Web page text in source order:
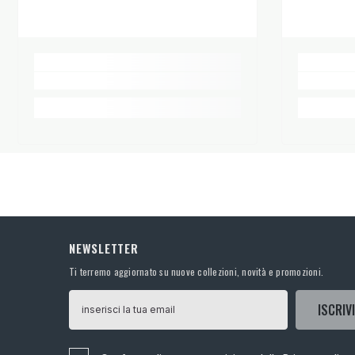
NEWSLETTER
Ti terremo aggiornato su nuove collezioni, novità e promozioni.